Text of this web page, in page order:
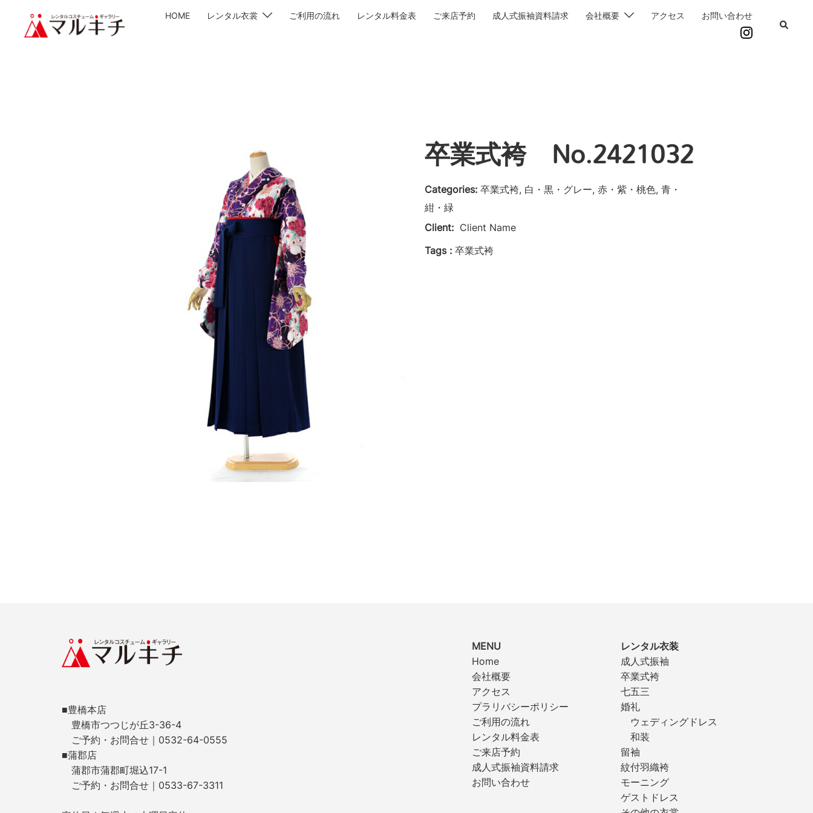
HOME レンタル衣裳 ご利用の流れ レンタル料金表 ご来店予約 成人式振袖資料請求 会社概要 アクセス お問い合わせ
卒業式袴 No.2421032
Categories: 卒業式袴, 白・黒・グレー, 赤・紫・桃色, 青・
紺・緑
Client: Client Name
Tags : 卒業式袴
■豊橋本店
豊橋市つつじが丘3-36-4
ご予約・お問合せ｜0532-64-0555
■蒲郡店
蒲郡市蒲郡町堀込17-1
ご予約・お問合せ｜0533-67-3311
MENU
Home
会社概要
アクセス
プラリバシーポリシー
ご利用の流れ
レンタル料金表
ご来店予約
成人式振袖資料請求
お問い合わせ
レンタル衣装
成人式振袖
卒業式袴
七五三
婚礼
ウェディングドレス
和装
留袖
紋付羽織袴
モーニング
ゲストドレス